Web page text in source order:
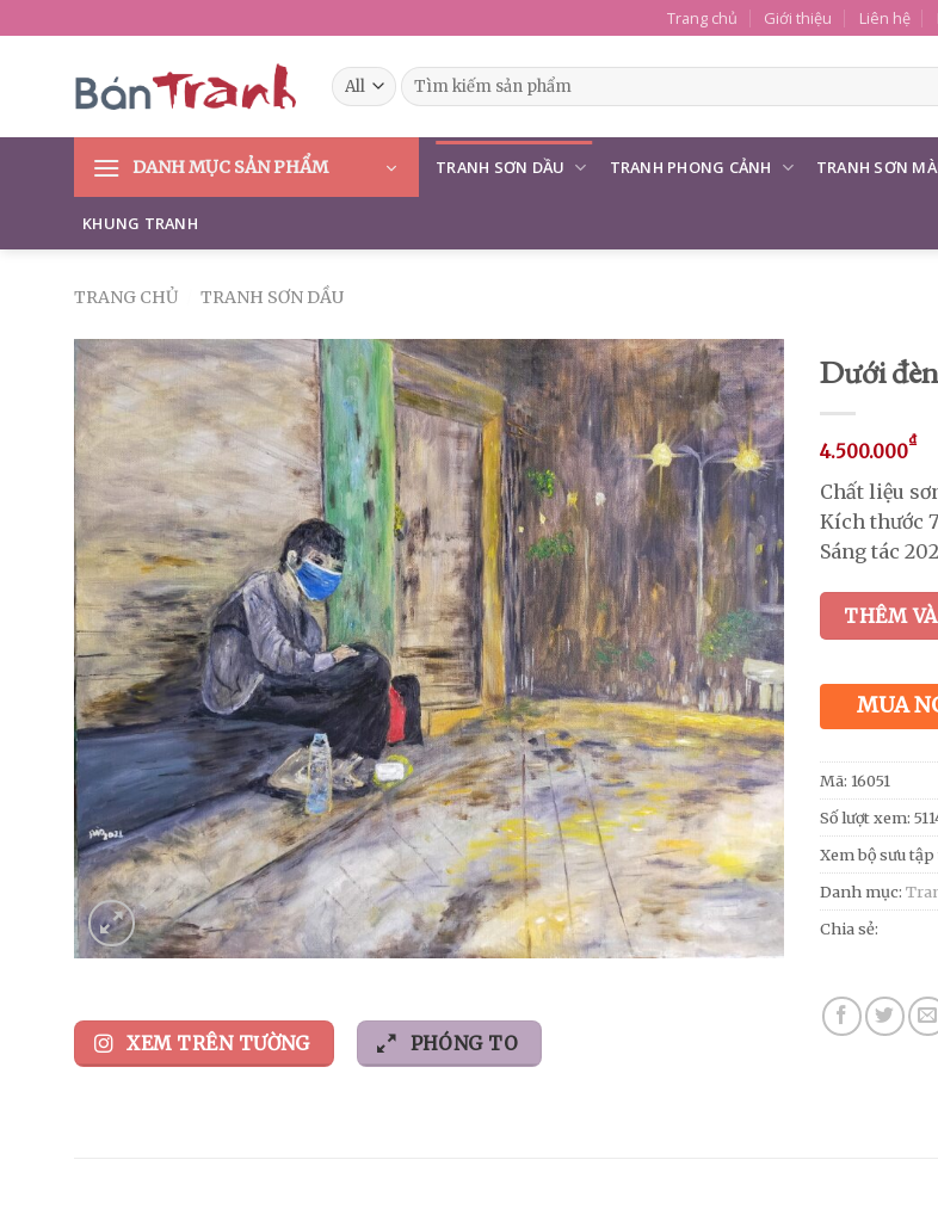
to
Trang chủ Giới thiệu Liên hệ
Tìm
kiếm:
DANH MỤC SẢN PHẨM TRANH SƠN DẦU TRANH PHONG CẢNH TRANH SƠN
KHUNG TRANH
TRANG CHỦ TRANH SƠN DẦU
XEM TRÊN TƯỜNG PHÓNG TO
Dưới
4.500.000₫
Chất liệu
Kích thước
Sáng tác
THÊM
MUA
Mã: 16051
Số lượt xem:
Xem bộ sưu
Danh mục:
Chia sẻ: